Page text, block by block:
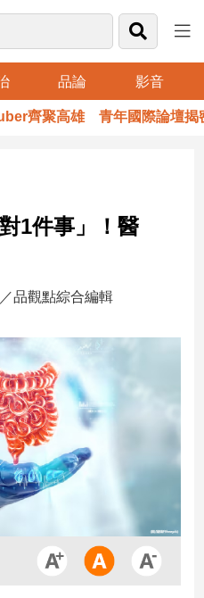
品論 影音
齊聚高雄 青年國際論壇揭密
1件事」！醫
品觀點綜合編輯